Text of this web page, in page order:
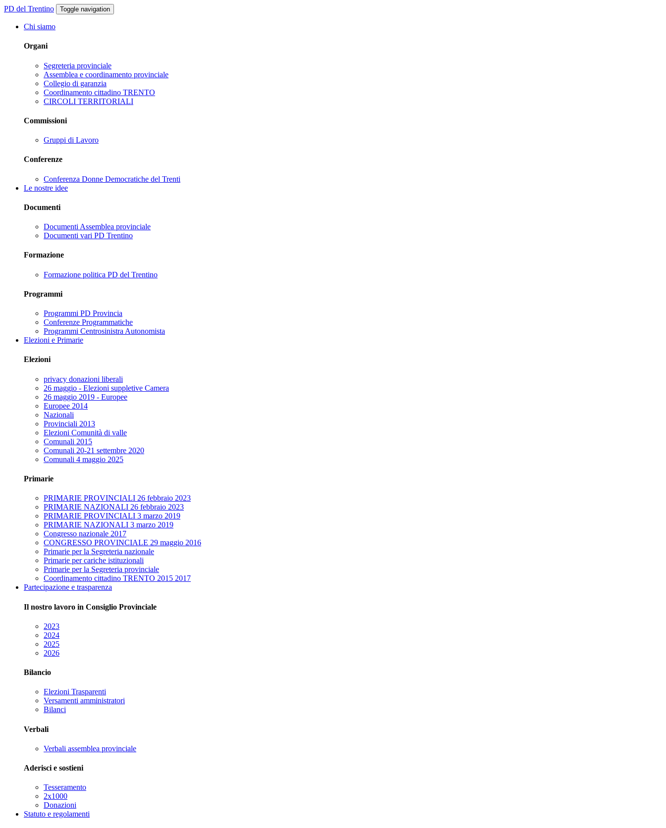
PD del Trentino Toggle navigation
Chi siamo
Organi
Segreteria provinciale
Assemblea e coordinamento provinciale
Collegio di garanzia
Coordinamento cittadino TRENTO
CIRCOLI TERRITORIALI
Commissioni
Gruppi di Lavoro
Conferenze
Conferenza Donne Democratiche del Trenti
Le nostre idee
Documenti
Documenti Assemblea provinciale
Documenti vari PD Trentino
Formazione
Formazione politica PD del Trentino
Programmi
Programmi PD Provincia
Conferenze Programmatiche
Programmi Centrosinistra Autonomista
Elezioni e Primarie
Elezioni
privacy donazioni liberali
26 maggio - Elezioni suppletive Camera
26 maggio 2019 - Europee
Europee 2014
Nazionali
Provinciali 2013
Elezioni Comunità di valle
Comunali 2015
Comunali 20-21 settembre 2020
Comunali 4 maggio 2025
Primarie
PRIMARIE PROVINCIALI 26 febbraio 2023
PRIMARIE NAZIONALI 26 febbraio 2023
PRIMARIE PROVINCIALI 3 marzo 2019
PRIMARIE NAZIONALI 3 marzo 2019
Congresso nazionale 2017
CONGRESSO PROVINCIALE 29 maggio 2016
Primarie per la Segreteria nazionale
Primarie per cariche istituzionali
Primarie per la Segreteria provinciale
Coordinamento cittadino TRENTO 2015 2017
Partecipazione e trasparenza
Il nostro lavoro in Consiglio Provinciale
2023
2024
2025
2026
Bilancio
Elezioni Trasparenti
Versamenti amministratori
Bilanci
Verbali
Verbali assemblea provinciale
Aderisci e sostieni
Tesseramento
2x1000
Donazioni
Statuto e regolamenti